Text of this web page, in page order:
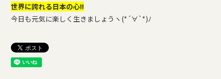
世界に誇れる日本の心!!
今日も元気に楽しく生きましょうヽ(*´∀`*)ﾉ